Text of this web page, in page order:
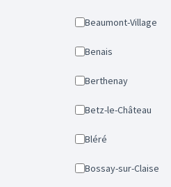
Beaumont-Village
Benais
Berthenay
Betz-le-Château
Bléré
Bossay-sur-Claise